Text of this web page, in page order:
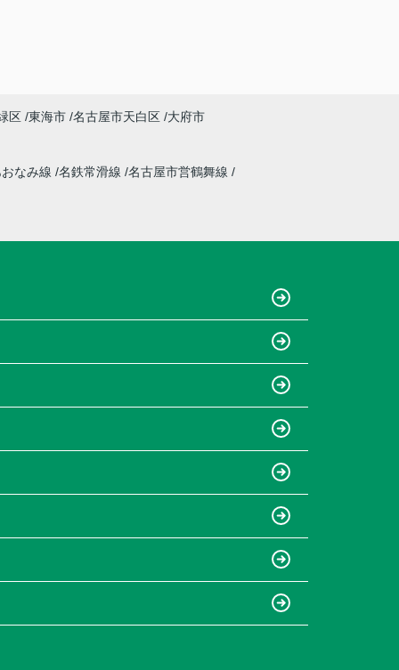
区 東海市 名古屋市天白区 大府市
なみ線 名鉄常滑線 名古屋市営鶴舞線